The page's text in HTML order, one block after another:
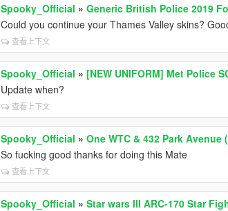
Spooky_Official »Generic British Police 2019
Could you continue your Thames Valley skins?
查看上下文
Spooky_Official » [NEW UNIFORM] Met Police
Update when?
查看上下文
Spooky_Official »One WTC & 432 Park
So fucking good thanks for doing this Mate
查看上下文
Spooky_Official »Star wars III ARC-170 Star